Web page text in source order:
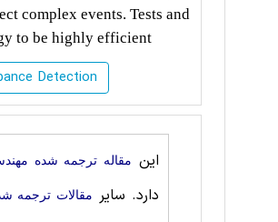
complex events. Tests and
to be highly efficient
Detection
این مقاله ترجمه شده
دارد. سایر مقالات ترجمه